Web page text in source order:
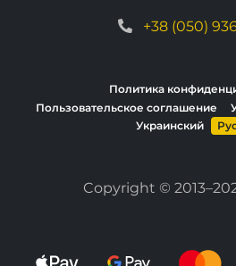
+38 (050)
Политика
Пользовательское соглашение
Украинский
Copyright ©